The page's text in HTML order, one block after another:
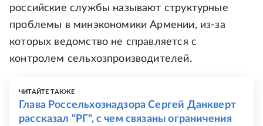
российские службы называют структурные
проблемы в минэкономики Армении, из-за
которых ведомство не справляется с
контролем сельхозпроизводителей.
ЧИТАЙТЕ ТАКЖЕ
Глава Россельхознадзора Сергей Данкверт
рассказал "РГ", с чем связаны ограничения